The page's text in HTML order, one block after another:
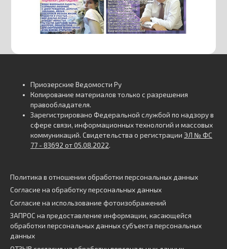
Приозерские Ведомости Ру
Копирование материалов только с разрешения
правообладателя.
Зарегистрировано Федеральной службой по надзору в
сфере связи, информационных технологий и массовых
коммуникаций. Свидетельства о регистрации ЭЛ № ФС
77 - 83692 от 05.08.2022.
Политика в отношении обработки персональных данных
Согласие на обработку персональных данных
Согласие на использование фотоизображений
ЗАПРОС на предоставление информации, касающейся
обработки персональных данных субъекта персональных
данных